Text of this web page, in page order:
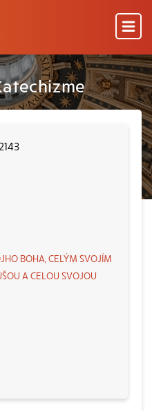
BOHA, CELÝM SVOJÍM
A CELOU SVOJOU